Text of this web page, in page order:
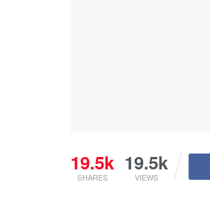
19.5k
SHARES
19.5k
VIEWS